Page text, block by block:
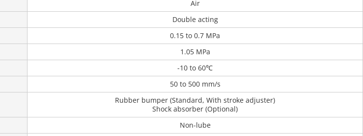
Air
Double acting
0.15 to 0.7 MPa
1.05 MPa
-10 to 60℃
50 to 500 mm/s
Rubber bumper (Standard, With stroke adjuster)
Shock absorber (Optional)
Non-lube